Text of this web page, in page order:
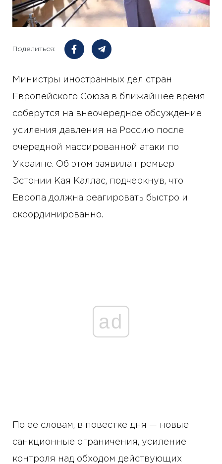
Поделиться:
Министры иностранных дел стран
Европейского Союза в ближайшее время
соберутся на внеочередное обсуждение
усиления давления на Россию после
очередной массированной атаки по
Украине. Об этом заявила премьер
Эстонии Кая Каллас, подчеркнув, что
Европа должна реагировать быстро и
скоординированно.
ad
По ее словам, в повестке дня — новые
санкционные ограничения, усиление
контроля над обходом действующих